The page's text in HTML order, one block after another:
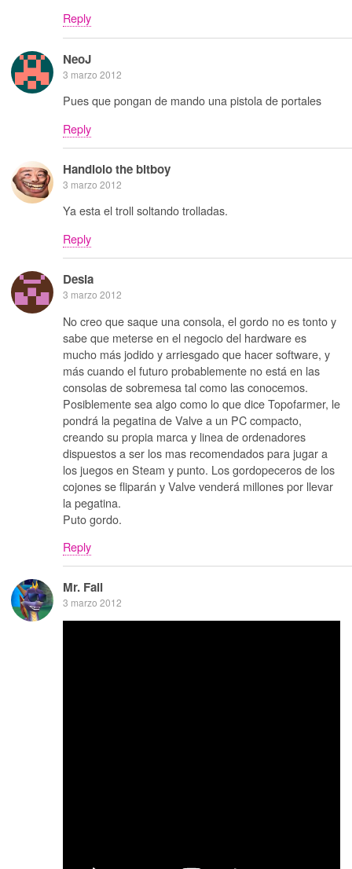
Reply
NeoJ
3 marzo 2012
Pues que pongan de mando una pistola de portales
Reply
Handlolo the bitboy
3 marzo 2012
Ya esta el troll soltando trolladas.
Reply
Desia
3 marzo 2012
No creo que saque una consola, el gordo no es tonto y
sabe que meterse en el negocio del hardware es
mucho más jodido y arriesgado que hacer software, y
más cuando el futuro probablemente no está en las
consolas de sobremesa tal como las conocemos.
Posiblemente sea algo como lo que dice Topofarmer, le
pondrá la pegatina de Valve a un PC compacto,
creando su propia marca y linea de ordenadores
dispuestos a ser los mas recomendados para jugar a
los juegos en Steam y punto. Los gordopeceros de los
cojones se fliparán y Valve venderá millones por llevar
la pegatina.
Puto gordo.
Reply
Mr. Fail
3 marzo 2012